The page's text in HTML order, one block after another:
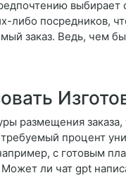
либо посредников,
заказ. Ведь, чем
размещения
процент
с готовым
Может ли чат gpt